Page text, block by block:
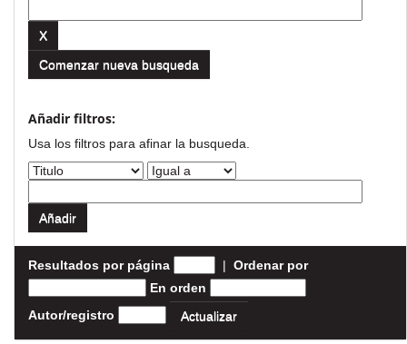
Comenzar nueva busqueda
Añadir filtros:
Usa los filtros para afinar la busqueda.
Resultados por página | Ordenar por
En orden
Autor/registro